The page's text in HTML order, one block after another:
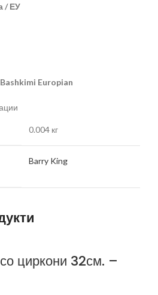
/ ЕУ
Europian
0.004 кг
Barry King
циркони 32см. –